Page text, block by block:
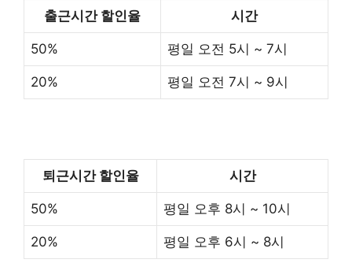
출근시간 할인율 시간
50% 평일 오전 5시 ~ 7시
20% 평일 오전 7시 ~ 9시
퇴근시간 할인율 시간
50% 평일 오후 8시 ~ 10시
20% 평일 오후 6시 ~ 8시